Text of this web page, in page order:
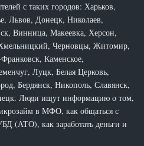
с таких городов: Харьков,
Львов, Донецк, Николаев,
Винница, Макеевка, Херсон,
Черновцы, Житомир,
Каменское,
Луцк, Белая Церковь,
Бердянск, Никополь, Славянск,
Люди ищут информацию о том,
в МФО, как общаться с
(АТО), как заработать деньги и